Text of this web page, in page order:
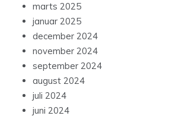
marts 2025
januar 2025
december 2024
november 2024
september 2024
august 2024
juli 2024
juni 2024